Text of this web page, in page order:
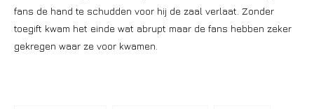
fans de hand te schudden voor hij de zaal verlaat. Zonder
toegift kwam het einde wat abrupt maar de fans hebben zeker
gekregen waar ze voor kwamen.